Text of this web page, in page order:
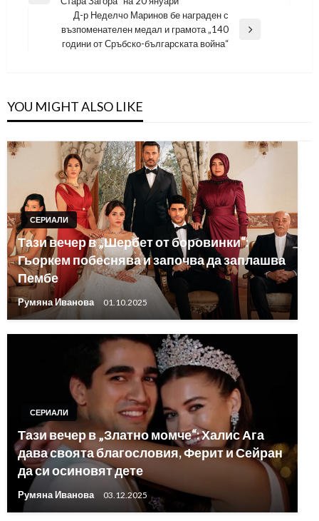
Д-р Неделчо Маринов бе награден с
възпоменателен медал и грамота „140
години от Сръбско-българската война“
YOU MIGHT ALSO LIKE
СЕРИАЛИ
Тази вечер в „Шербет от боровинки“:
Гьоркем побеснява и започва да заплашва
Пембе
Румяна Иванова 01.10.2025
СЕРИАЛИ
Тази вечер в „Златно момче“: Халис Ага
дава своята благословия, Ферит и Сейран
да си осиновят дете
Румяна Иванова 03.12.2025